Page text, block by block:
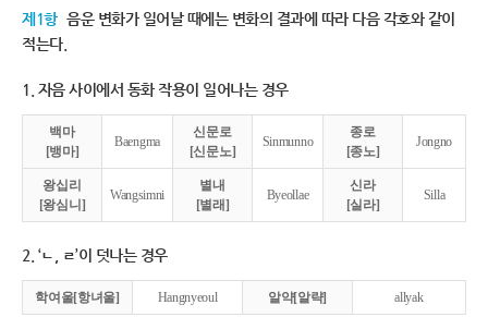
제1항 음운 변화가 일어날 때에는 변화의 결과에 따라 다음 각호와 같이
적는다.
1. 자음 사이에서 동화 작용이 일어나는 경우
백마
[뱅마]
Baengma
신문로
[신문노]
Sinmunno
종로
[종노]
Jongno
왕십리
[왕심니]
Wangsimni
별내
[별래]
Byeollae
신라
[실라]
Silla
2. ‘ㄴ, ㄹ’이 덧나는 경우
학여울[항녀울] Hangnyeoul 알약[알략] allyak